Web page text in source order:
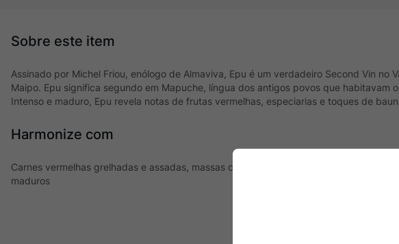
Assinado por Michel Friou, enólogo de Almaviva, Epu é um verdadeiro Second Vin no
Maipo. Epu significa segundo em Mapuche, língua dos antigos povos que habitavam
Intenso e maduro, Epu revela notas de frutas vermelhas, especiarias e toques de
Harmonize com
Carnes vermelhas grelhadas e assadas, massas com ragu de carne, carnes suínas e
maduros